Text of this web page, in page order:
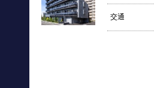
交通